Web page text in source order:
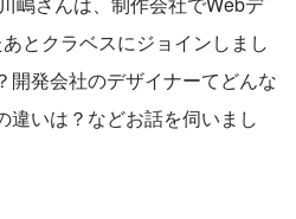
とクラベスにジョインしまし
開発会社のデザイナーてどんな
違いは？などお話を伺いまし